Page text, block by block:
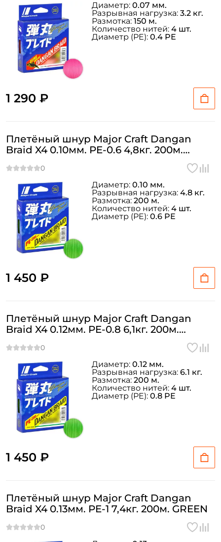
1 290 ₽
Диаметр: 0.07 мм.
Разрывная нагрузка: 3.2 кг.
Размотка: 150 м.
Количество нитей: 4 шт.
Диаметр (PE): 0.4 PE
Плетёный шнур Major Craft Dangan
Braid X4 0.10мм. PE-0.6 4,8кг. 200м.
1 450 ₽
Диаметр: 0.10 мм.
Разрывная нагрузка: 4.8 кг.
Размотка: 200 м.
Количество нитей: 4 шт.
Диаметр (PE): 0.6 PE
Плетёный шнур Major Craft Dangan
Braid X4 0.12мм. PE-0.8 6,1кг. 200м.
1 450 ₽
Диаметр: 0.12 мм.
Разрывная нагрузка: 6.1 кг.
Размотка: 200 м.
Количество нитей: 4 шт.
Диаметр (PE): 0.8 PE
Плетёный шнур Major Craft Dangan
Braid X4 0.13мм. PE-1 7,4кг. 200м. GREEN